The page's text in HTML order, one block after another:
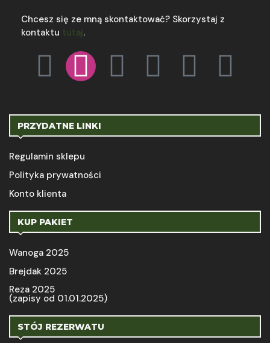
Chcesz się ze mną skontaktować? Skorzystaj z
kontaktu tutaj.
PRZYDATNE LINKI
Regulamin sklepu
Polityka prywatności
Konto klienta
KUP PAKIET
Wanoga 2025
Brejdak 2025
Reza 2025
(zapisy od 01.01.2025)
STÓJ REZERWATU